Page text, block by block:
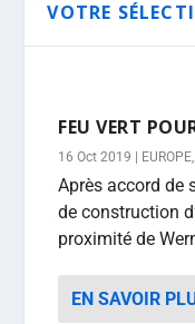
VOTRE
FEU VERT
16 Oct 2019 EUROPE,
Après accord de
de construction
proximité de
EN SAVOIR